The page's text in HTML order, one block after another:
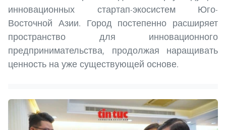
инновационных стартап-экосистем Юго-
Восточной Азии. Город постепенно расширяет
пространство для инновационного
предпринимательства, продолжая наращивать
ценность на уже существующей основе.